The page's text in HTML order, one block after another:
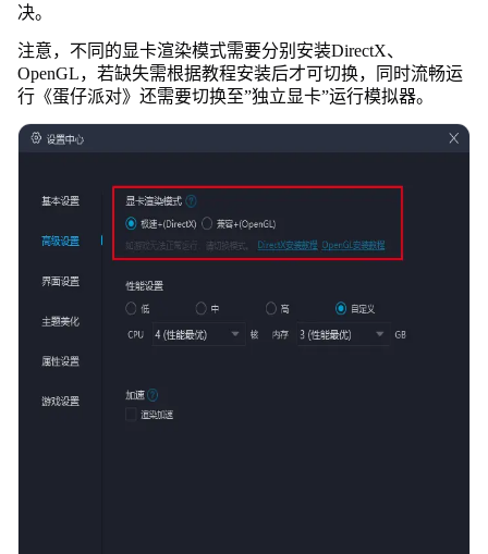
决。
注意，不同的显卡渲染模式需要分别安装DirectX、
OpenGL，若缺失需根据教程安装后才可切换，同时流畅运
行《蛋仔派对》还需要切换至”独立显卡”运行模拟器。